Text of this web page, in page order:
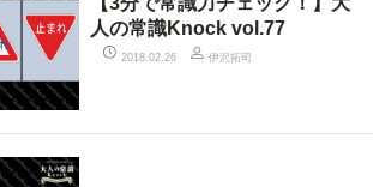
人の常識Knock vol.77
2018.02.26 伊沢拓司